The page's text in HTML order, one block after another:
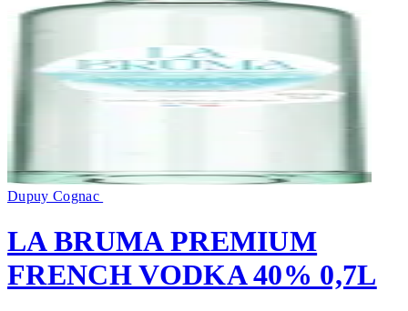
Dupuy Cognac
LA BRUMA PREMIUM
FRENCH VODKA 40% 0,7L